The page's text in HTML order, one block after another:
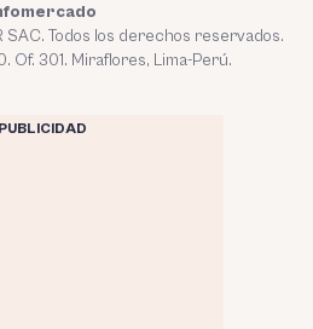
Todos los derechos reservados.
Of. 301. Miraflores, Lima-Perú.
PUBLICIDAD